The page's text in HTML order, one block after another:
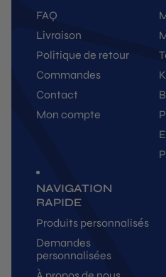
FAQ
Livraison
Politique de retour
Commandes
Contact
Mon compte
NAVIGATION
RAPIDE
Produits personnalisés
Demandes
personnalisées